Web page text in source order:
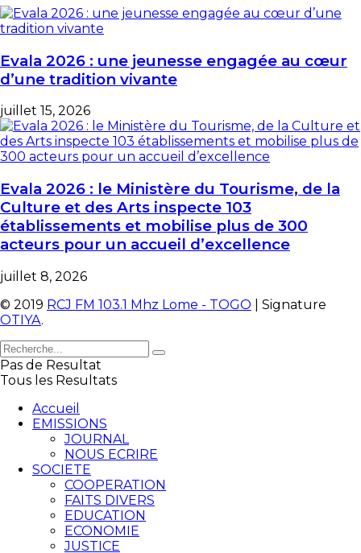
Evala 2026 : une jeunesse engagée au cœur
d’une tradition vivante
juillet 15, 2026
Evala 2026 : le Ministère du Tourisme, de la
Culture et des Arts inspecte 103
établissements et mobilise plus de 300
acteurs pour un accueil d’excellence
juillet 8, 2026
© 2019 RCJ FM 103.1 Mhz Lome - TOGO | Signature
OTIYA.
Pas de Resultat
Tous les Resultats
Accueil
EMISSIONS
JOURNAL
NOUS ECRIRE
SOCIETE
COOPERATION
FAITS DIVERS
EDUCATION
ECONOMIE
JUSTICE